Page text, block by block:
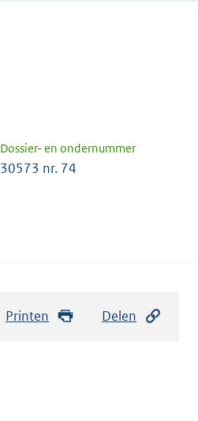
Dossier- en ondernummer
30573 nr. 74
Printen Delen